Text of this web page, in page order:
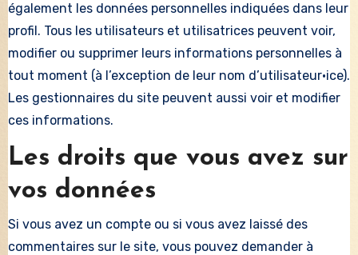
également les données personnelles indiquées dans leur
profil. Tous les utilisateurs et utilisatrices peuvent voir,
modifier ou supprimer leurs informations personnelles à
tout moment (à l’exception de leur nom d’utilisateur·ice).
Les gestionnaires du site peuvent aussi voir et modifier
ces informations.
Les droits que vous avez sur
vos données
Si vous avez un compte ou si vous avez laissé des
commentaires sur le site, vous pouvez demander à